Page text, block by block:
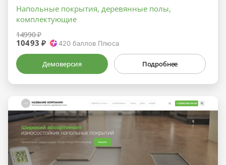
Напольные покрытия, деревянные полы,
комплектующие
14990 ₽
10493 ₽ 420 баллов Плюса
Демоверсия Подробнее